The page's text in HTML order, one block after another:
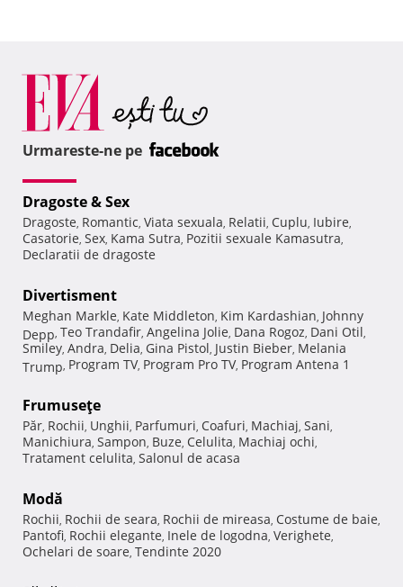
Urmareste-ne pe
Dragoste & Sex
Dragoste, Romantic, Viata sexuala, Relatii, Cuplu, Iubire,
Casatorie, Sex, Kama Sutra, Pozitii sexuale Kamasutra,
Declaratii de dragoste
Divertisment
Meghan Markle, Kate Middleton, Kim Kardashian, Johnny
Depp, Teo Trandafir, Angelina Jolie, Dana Rogoz, Dani Otil,
Smiley, Andra, Delia, Gina Pistol, Justin Bieber, Melania
Trump, Program TV, Program Pro TV, Program Antena 1
Frumuseţe
Păr, Rochii, Unghii, Parfumuri, Coafuri, Machiaj, Sani,
Manichiura, Sampon, Buze, Celulita, Machiaj ochi,
Tratament celulita, Salonul de acasa
Modă
Rochii, Rochii de seara, Rochii de mireasa, Costume de baie,
Pantofi, Rochii elegante, Inele de logodna, Verighete,
Ochelari de soare, Tendinte 2020